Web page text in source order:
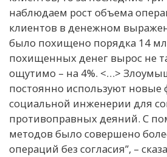
наблюдаем рост объема
клиентов в денежном
было похищено порядка 14
похищенных денег вырос не
ощутимо – на 4%. <…>
постоянно используют
социальной инженерии для
противоправных деяний. С
методов было совершено
операций без согласия”, –